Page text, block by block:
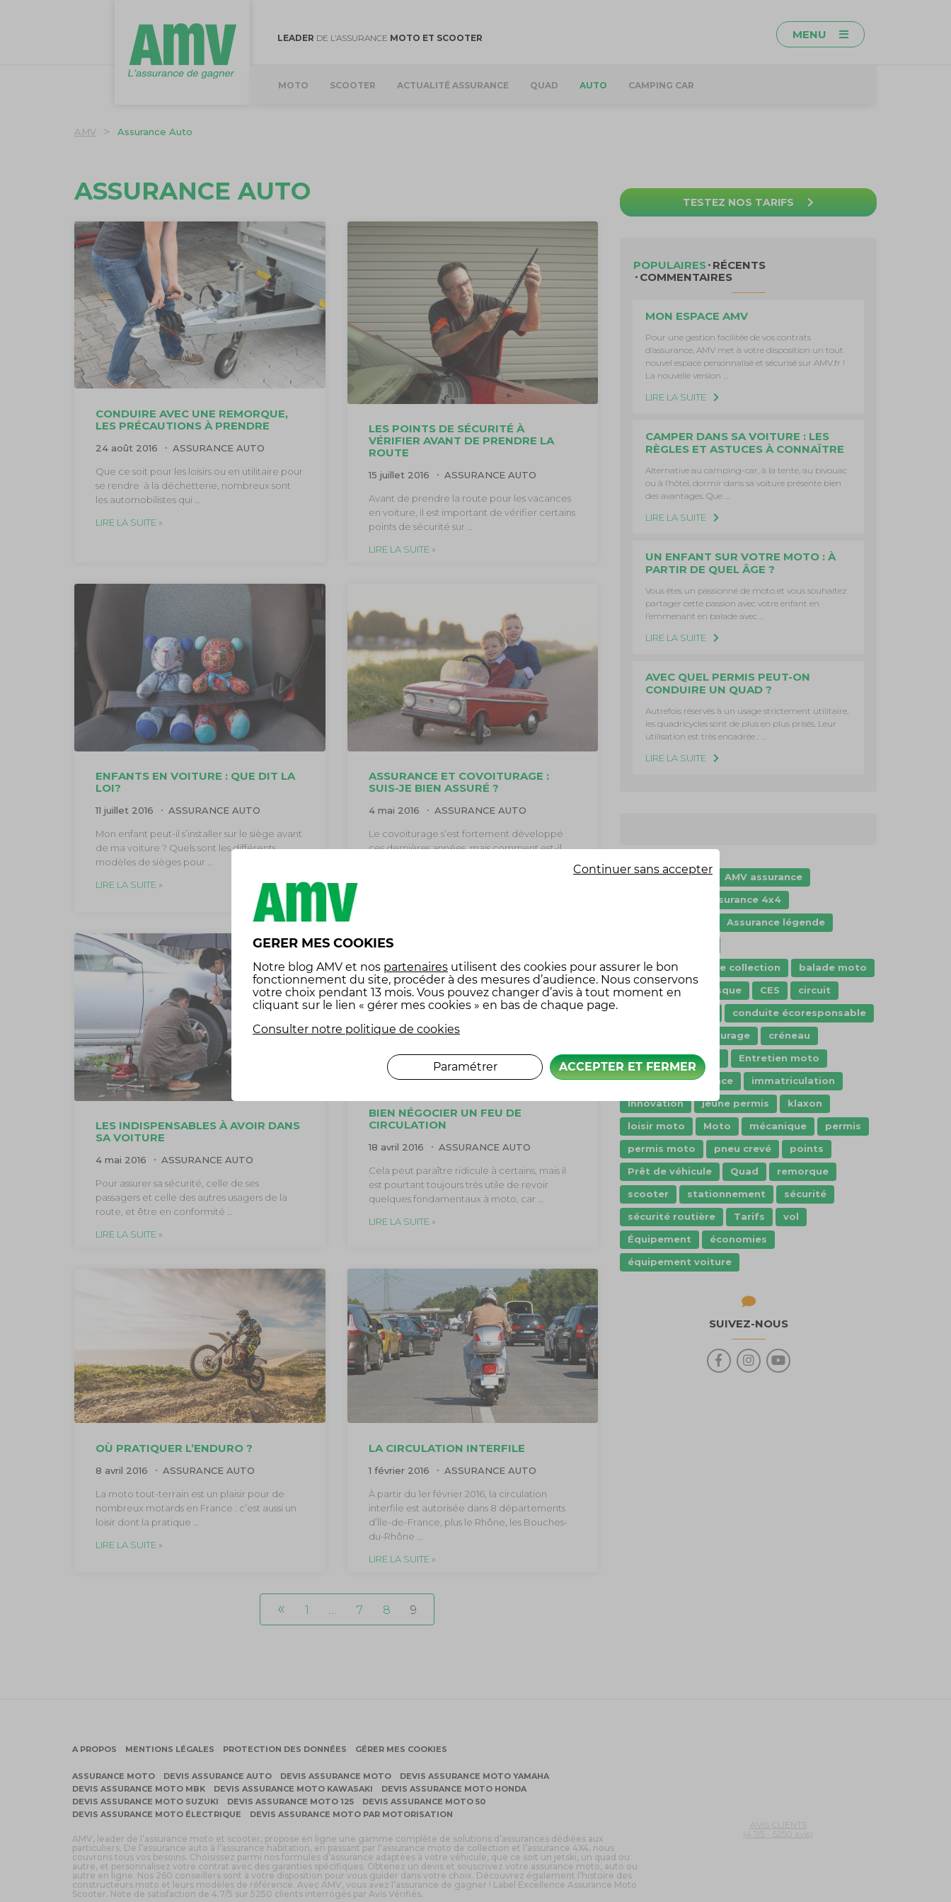
LEADER DE L’ASSURANCE MOTO ET SCOOTER MENU
MOTO SCOOTER ACTUALITÉ ASSURANCE QUAD AUTO CAMPING CAR
AMV > Assurance Auto
ASSURANCE AUTO
CONDUIRE AVEC UNE REMORQUE,
LES PRÉCAUTIONS À PRENDRE
24 août 2016 ASSURANCE AUTO
Que ce soit pour les loisirs ou en utilitaire pour
se rendre à la déchetterie, nombreux sont
les automobilistes qui …
LIRE LA SUITE »
LES POINTS DE SÉCURITÉ À
VÉRIFIER AVANT DE PRENDRE LA
ROUTE
15 juillet 2016 ASSURANCE AUTO
Avant de prendre la route pour les vacances
en voiture, il est important de vérifier certains
points de sécurité sur …
LIRE LA SUITE »
ENFANTS EN VOITURE : QUE DIT LA
LOI?
11 juillet 2016 ASSURANCE AUTO
Mon enfant peut-il s’installer sur le siège avant
de ma voiture ? Quels sont les différents
modèles de sièges pour …
LIRE LA SUITE »
ASSURANCE ET COVOITURAGE :
SUIS-JE BIEN ASSURÉ ?
4 mai 2016 ASSURANCE AUTO
Le covoiturage s’est fortement développé
ces dernières années, mais comment est-il
LES INDISPENSABLES À AVOIR DANS
SA VOITURE
4 mai 2016 ASSURANCE AUTO
Pour assurer sa sécurité, celle de ses
passagers et celle des autres usagers de la
route, et être en conformité …
LIRE LA SUITE »
BIEN NÉGOCIER UN FEU DE
CIRCULATION
18 avril 2016 ASSURANCE AUTO
Cela peut paraître ridicule à certains, mais il
est pourtant toujours très utile de revoir
quelques fondamentaux à moto, car …
LIRE LA SUITE »
OÙ PRATIQUER L’ENDURO ?
8 avril 2016 ASSURANCE AUTO
La moto tout-terrain est un plaisir pour de
nombreux motards en France : c’est aussi un
loisir dont la pratique …
LIRE LA SUITE »
LA CIRCULATION INTERFILE
1 février 2016 ASSURANCE AUTO
À partir du 1er février 2016, la circulation
interfile est autorisée dans 8 départements
d’Île-de-France, plus le Rhône, les Bouches-
du-Rhône …
LIRE LA SUITE »
« 1 … 7 8 9
TESTEZ NOS TARIFS
POPULAIRES RÉCENTS
COMMENTAIRES
MON ESPACE AMV
Pour une gestion facilitée de vos contrats
d’assurance, AMV met à votre disposition un tout
nouvel espace personnalisé et sécurisé sur AMV.fr !
La nouvelle version …
LIRE LA SUITE
CAMPER DANS SA VOITURE : LES
RÈGLES ET ASTUCES À CONNAÎTRE
Alternative au camping-car, à la tente, au bivouac
ou à l’hôtel, dormir dans sa voiture présente bien
des avantages. Que …
LIRE LA SUITE
UN ENFANT SUR VOTRE MOTO : À
PARTIR DE QUEL ÂGE ?
Vous êtes un passionné de moto et vous souhaitez
partager cette passion avec votre enfant en
l’emmenant en balade avec …
LIRE LA SUITE
AVEC QUEL PERMIS PEUT-ON
CONDUIRE UN QUAD ?
Autrefois réservés à un usage strictement utilitaire,
les quadricycles sont de plus en plus prisés. Leur
utilisation est très encadrée : …
LIRE LA SUITE
Actualités AMV
AMV assurance
Assurance 4x4
Assurance légende
Assurance véhicule collection
balade moto
carte grise
Casque CES
circuit
conduite écoresponsable
covoiturage
créneau
dashcam
Droit
Entretien moto
Garanties assurance
immatriculation
Innovation
jeune permis
klaxon
loisir moto
Moto mécanique
permis
permis moto
pneu crevé
points
Prêt de véhicule
Quad
remorque
scooter
stationnement
sécurité
sécurité routière
Tarifs
vol
Équipement
économies
équipement voiture
SUIVEZ-NOUS
A PROPOS MENTIONS LÉGALES PROTECTION DES DONNÉES GÉRER MES COOKIES
ASSURANCE MOTO DEVIS ASSURANCE AUTO DEVIS ASSURANCE MOTO
DEVIS ASSURANCE MOTO YAMAHA
DEVIS ASSURANCE MOTO MBK
DEVIS ASSURANCE MOTO KAWASAKI
DEVIS ASSURANCE MOTO HONDA
DEVIS ASSURANCE MOTO SUZUKI
DEVIS ASSURANCE MOTO 125
DEVIS ASSURANCE MOTO 50
DEVIS ASSURANCE MOTO ÉLECTRIQUE
DEVIS ASSURANCE MOTO PAR MOTORISATION
AMV, leader de l’assurance moto et scooter, propose en ligne une gamme complète de solutions d’assurances dédiées aux
particuliers. De l’assurance auto à l’assurance habitation, en passant par l’assurance moto de collection et l’assurance 4X4, nous
couvrons tous vos besoins. Choisissez parmi nos formules d’assurance adaptées à votre véhicule, que ce soit un jetski, un quad ou
autre, et personnalisez votre contrat avec des garanties spécifiques. Obtenez un devis et souscrivez votre assurance moto, auto ou
autre en ligne. Nos 260 conseillers sont à votre disposition pour vous guider dans votre choix. Découvrez également l’histoire des
constructeurs moto et leurs modèles de référence. Avec AMV, vous avez l’assurance de gagner ! Label Excellence Assurance Moto
Scooter. Note de satisfaction de 4.7/5 sur 5250 clients interrogés par Avis Vérifiés.
AVIS CLIENTS
(4.7/5 - 5250 avis)
GERER MES COOKIES
Notre blog AMV et nos partenaires utilisent des cookies pour assurer le bon
fonctionnement du site, procéder à des mesures d’audience. Nous conservons
votre choix pendant 13 mois. Vous pouvez changer d’avis à tout moment en
cliquant sur le lien « gérer mes cookies » en bas de chaque page.
Consulter notre politique de cookies
Continuer sans accepter
ACCEPTER ET FERMER
Paramétrer